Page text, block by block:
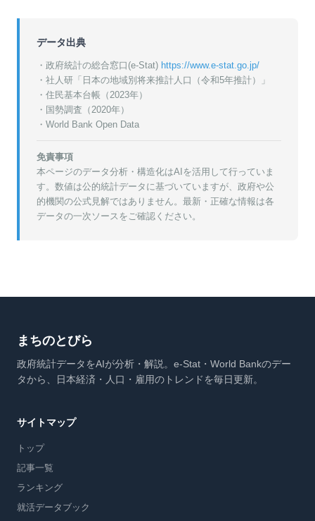
データ出典
・政府統計の総合窓口(e-Stat) https://www.e-stat.go.jp/
・ 社人研「日本の地域別将来推計人口（令和5年推計）」
・ 住民基本台帳（2023年）
・ 国勢調査（2020年）
・World Bank Open Data
免責事項
本ページのデータ分析・構造化はAIを活用して行っていま
す。数値は公的統計データに基づいていますが、政府や公
的機関の公式見解ではありません。最新・正確な情報は各
データの一次ソースをご確認ください。
まちのとびら
政府統計データをAIが分析・解説。e-Stat・World Bankのデー
タから、日本経済・人口・雇用のトレンドを毎日更新。
サイトマップ
トップ
記事一覧
ランキング
就活データブック